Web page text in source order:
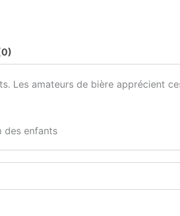
Les amateurs de bière apprécient
des enfants